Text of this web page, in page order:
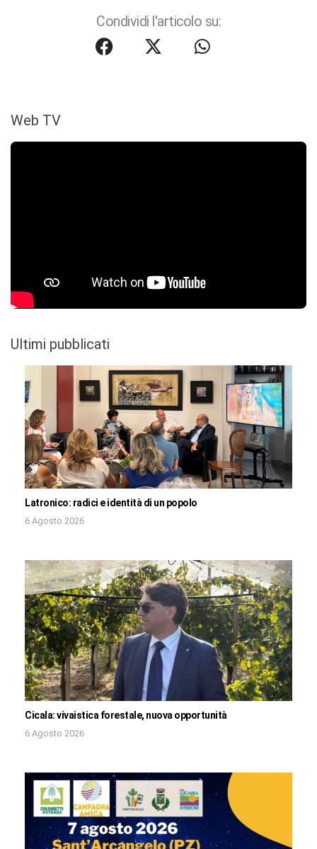
Condividi l'articolo su:
Web TV
Ultimi pubblicati
Latronico: radici e identità di un popolo
6 Agosto 2026
Cicala: vivaistica forestale, nuova opportunità
6 Agosto 2026